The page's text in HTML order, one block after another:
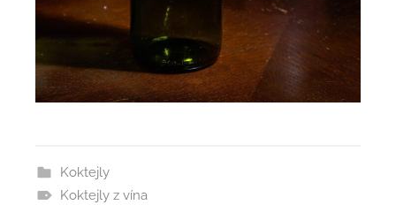
Koktejly
Koktejly z vína